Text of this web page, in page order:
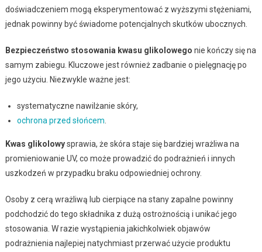
doświadczeniem mogą eksperymentować z wyższymi stężeniami,
jednak powinny być świadome potencjalnych skutków ubocznych.
Bezpieczeństwo stosowania kwasu glikolowego nie kończy się na
samym zabiegu. Kluczowe jest również zadbanie o pielęgnację po
jego użyciu. Niezwykle ważne jest:
systematyczne nawilżanie skóry,
ochrona przed słońcem
Kwas glikolowysprawia, że skóra staje się bardziej wrażliwa na
promieniowanie UV, co może prowadzić do podrażnień i innych
uszkodzeń w przypadku braku odpowiedniej ochrony.
Osoby z cerą wrażliwą lub cierpiące na stany zapalne powinny
podchodzić do tego składnika z dużą ostrożnością i unikać jego
stosowania. W razie wystąpienia jakichkolwiek objawów
podrażnienia najlepiej natychmiast przerwać użycie produktu